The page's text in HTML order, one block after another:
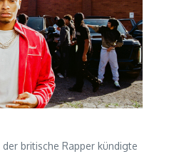
britische Rapper kündigte